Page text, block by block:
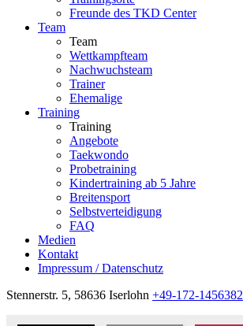
Freunde des TKD Center
Team
Team
Wettkampfteam
Nachwuchsteam
Trainer
Ehemalige
Training
Training
Angebote
Taekwondo
Probetraining
Kindertraining ab 5 Jahre
Breitensport
Selbstverteidigung
FAQ
Medien
Kontakt
Impressum / Datenschutz
Stennerstr. 5, 58636 Iserlohn +49-172-1456382